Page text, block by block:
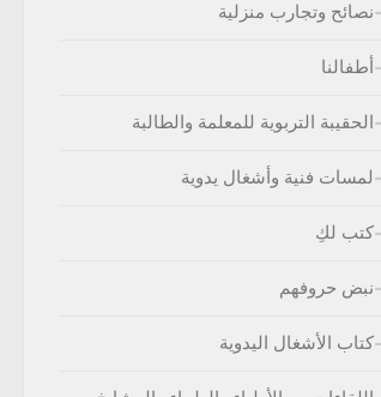
نصائح وتجارب منزلية
أطفالنا
الحقيبة التربوية للمعلمة والطالبة
لمسات فنية وأشغال يدوية
كتب لكِ
نبض حروفهم
كتاب الأشغال اليدوية